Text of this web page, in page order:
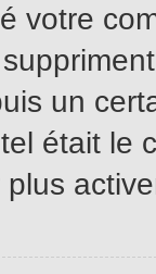
votre
un
était le